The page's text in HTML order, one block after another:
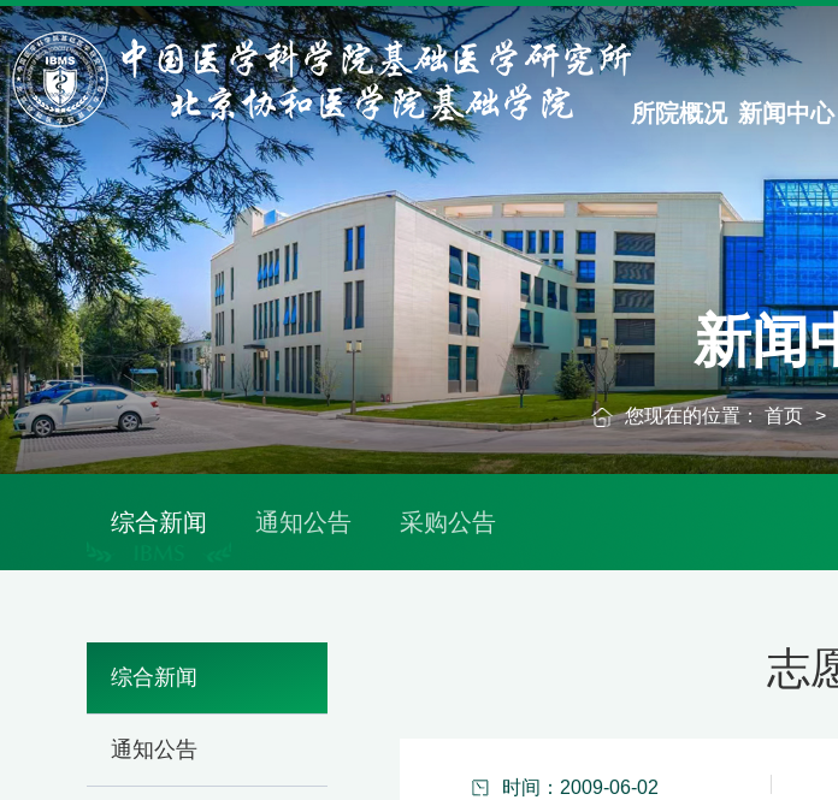
所院概况 新闻中心
新闻
您现在的位置： 首页 >
综合新闻 通知公告 采购公告
综合新闻
通知公告
志
时间：2009-06-02